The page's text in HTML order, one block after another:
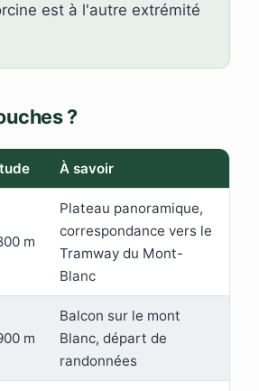
est à l'autre extrémité
?
À savoir
m
Plateau panoramique,
correspondance vers le
Tramway du Mont-
Blanc
m
Balcon sur le mont
Blanc, départ de
randonnées